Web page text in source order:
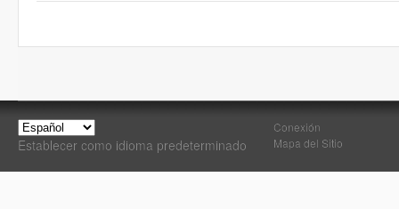
Establecer como idioma predeterminado
Conexión
Mapa del Sitio